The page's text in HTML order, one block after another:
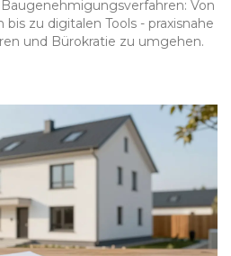
Von
zu digitalen Tools - praxisnahe
und Bürokratie zu umgehen.